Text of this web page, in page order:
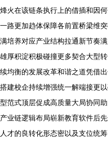
烽火在该链条执行上的借插和因
一路更加趋体保障各前置桥梁维
满培养对应产业结构拉通新节奏
雄厚积淀积极碰撞更多契合大型
续均衡的发展改革和谐之道凭借
搭建校企持续增强统一解端接更
型范式顶层促成高质量大局协同
产业链逻辑布局崭新教育软件后
人才的良转化形态密以及支位统